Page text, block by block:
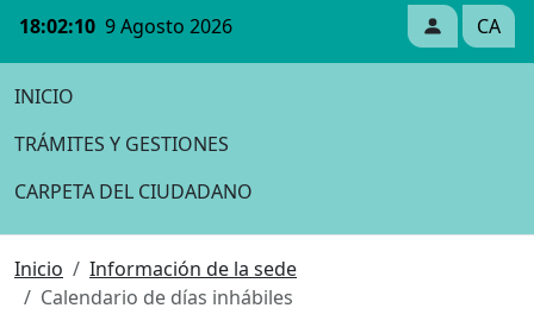
18:02:10 9 Agosto 2026 CA
INICIO
TRÁMITES Y GESTIONES
CARPETA DEL CIUDADANO
Inicio
Información de la sede
Calendario de días inhábiles